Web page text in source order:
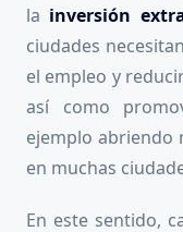
la inversión
ciudades
el empleo y
así como
ejemplo abriendo
en muchas
En este sentido,